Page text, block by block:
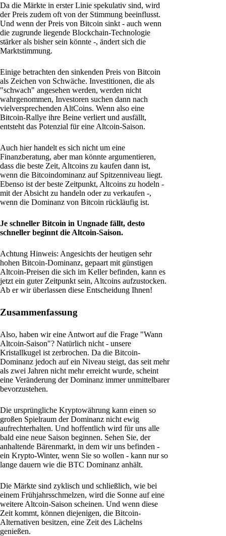
Da die Märkte in erster Linie spekulativ sind, wird
der Preis zudem oft von der Stimmung beeinflusst.
Und wenn der Preis von Bitcoin sinkt - auch wenn
die zugrunde liegende Blockchain-Technologie
stärker als bisher sein könnte -, ändert sich die
Marktstimmung.
Einige betrachten den sinkenden Preis von Bitcoin
als Zeichen von Schwäche. Investitionen, die als
"schwach" angesehen werden, werden nicht
wahrgenommen, Investoren suchen dann nach
vielversprechenden AltCoins. Wenn also eine
Bitcoin-Rallye ihre Beine verliert und ausfällt,
entsteht das Potenzial für eine Altcoin-Saison.
Auch hier handelt es sich nicht um eine
Finanzberatung, aber man könnte argumentieren,
dass die beste Zeit, Altcoins zu kaufen dann ist,
wenn die Bitcoindominanz auf Spitzenniveau liegt.
Ebenso ist der beste Zeitpunkt, Altcoins zu hodeln -
mit der Absicht zu handeln oder zu verkaufen -,
wenn die Dominanz von Bitcoin rückläufig ist.
Je schneller Bitcoin in Ungnade fällt, desto
schneller beginnt die Altcoin-Saison.
Achtung Hinweis: Angesichts der heutigen sehr
hohen Bitcoin-Dominanz, gepaart mit günstigen
Altcoin-Preisen die sich im Keller befinden, kann es
jetzt ein guter Zeitpunkt sein, Altcoins aufzustocken.
Ab er wir überlassen diese Entscheidung Ihnen!
Zusammenfassung
Also, haben wir eine Antwort auf die Frage "Wann
Altcoin-Saison"? Natürlich nicht - unsere
Kristallkugel ist zerbrochen. Da die Bitcoin-
Dominanz jedoch auf ein Niveau steigt, das seit mehr
als zwei Jahren nicht mehr erreicht wurde, scheint
eine Veränderung der Dominanz immer unmittelbarer
bevorzustehen.
Die ursprüngliche Kryptowährung kann einen so
großen Spielraum der Dominanz nicht ewig
aufrechterhalten. Und hoffentlich wird für uns alle
bald eine neue Saison beginnen. Sehen Sie, der
anhaltende Bärenmarkt, in dem wir uns befinden -
ein Krypto-Winter, wenn Sie so wollen - kann nur so
lange dauern wie die BTC Dominanz anhält.
Die Märkte sind zyklisch und schließlich, wie bei
einem Frühjahrsschmelzen, wird die Sonne auf eine
weitere Altcoin-Saison scheinen. Und wenn diese
Zeit kommt, können diejenigen, die Bitcoin-
Alternativen besitzen, eine Zeit des Lächelns
genießen.